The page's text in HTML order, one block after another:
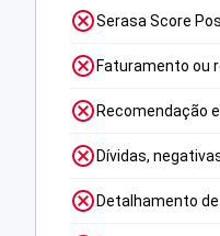
Serasa Score
Faturamento ou
Recomendação
Dívidas,
Detalhamento